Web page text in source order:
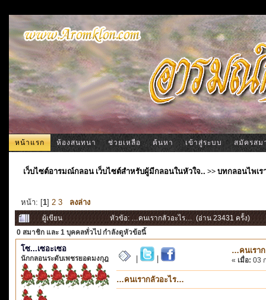
หน้าแรก ห้องสนทนา ช่วยเหลือ ค้นหา เข้าสู่ระบบ สมัครสม
เว็บไซต์อารมณ์กลอน เว็บไซต์สำหรับผู้มีกลอนในหัวใจ.. >>บทกลอนไพเร
หน้า: [1] 2 3 ลงล่าง
ผู้เขียน
หัวข้อ: …คนเรากลัวอะไร… (อ่าน 23431 ครั้ง)
0 สมาชิก และ 1 บุคคลทั่วไป กำลังดูหัวข้อนี้
โซ...เซอะเซอ
นักกลอนระดับเพชรยอดมงกุฎ
…คนเรา
« เมื่อ: 03
…คนเรากลัวอะไร…